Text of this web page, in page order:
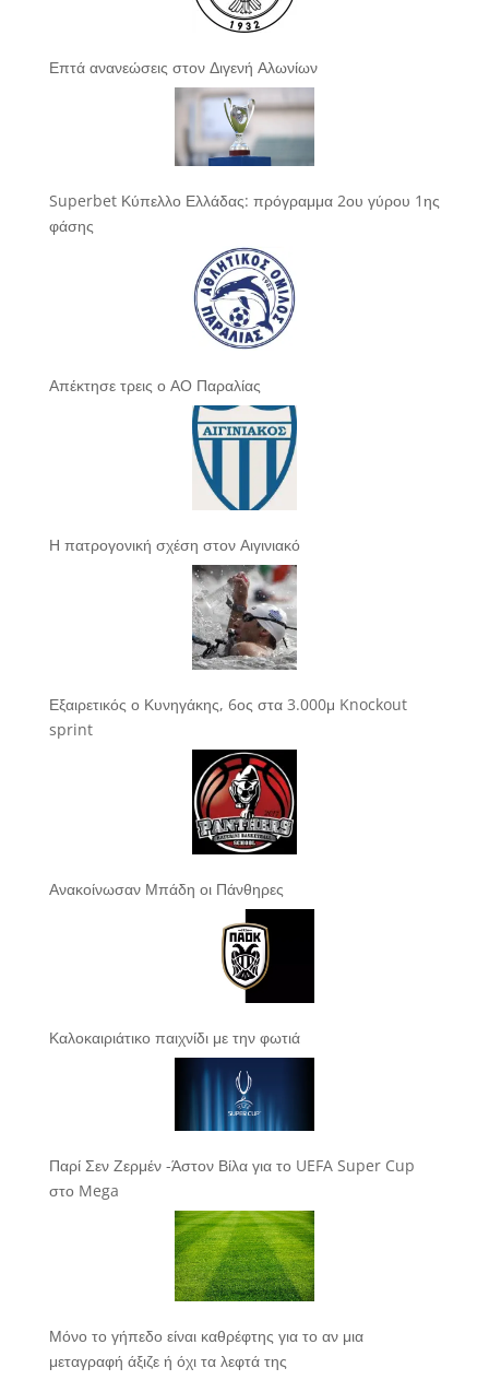
Επτά ανανεώσεις στον Διγενή Αλωνίων
Superbet Κύπελλο Ελλάδας: πρόγραμμα 2ου γύρου 1ης
φάσης
Απέκτησε τρεις ο ΑΟ Παραλίας
Η πατρογονική σχέση στον Αιγινιακό
Εξαιρετικός ο Κυνηγάκης, 6ος στα 3.000μ Knockout
sprint
Ανακοίνωσαν Μπάδη οι Πάνθηρες
Καλοκαιριάτικο παιχνίδι με την φωτιά
Παρί Σεν Ζερμέν -Άστον Βίλα για το UEFA Super Cup
στο Mega
Μόνο το γήπεδο είναι καθρέφτης για το αν μια
μεταγραφή άξιζε ή όχι τα λεφτά της